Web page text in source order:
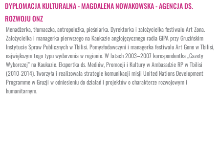
DYPLOMACJA KULTURALNA - MAGDALENA NOWAKOWSKA - AGENCJA DS.
ROZWOJU ONZ
Menadżerka, tłumaczka, antropolożka, pieśniarka. Dyrektorka i założycielka festiwalu Art Zona.
Założycielka i managerka pierwszego na Kaukazie anglojęzycznego radia GIPA przy Gruzińskim
Instytucie Spraw Publicznych w Tbilisi. Pomysłodawczyni i managerka festiwalu Art Gene w Tbilisi,
największym tego typu wydarzenia w regionie. W latach 2003–2007 korespondentka „Gazety
Wyborczej” na Kaukazie. Ekspertka ds. Mediów, Promocji i Kultury w Ambasadzie RP w Tbilisi
(2010-2014). Tworzyła i realizowała strategie komunikacji misji United Nations Development
Programme w Gruzji w odniesieniu do działań i projektów o charakterze rozwojowym i
humanitarnym.